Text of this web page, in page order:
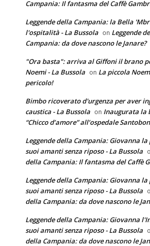
Campania: Il fantasma del Caffè
Leggende della Campania: la Bella
l'ospitalità - La Bussola on Leggende
Campania: da dove nascono le Janare?
"Ora basta": arriva al Giffoni il brano
Noemi - La Bussola on La piccola
pericolo!
Bimbo ricoverato d'urgenza per aver
caustica - La Bussola on Inaugurata la
“Chicco d’amore” all’ospedale
Leggende della Campania: Giovanna la
suoi amanti senza riposo - La Bussola
della Campania: Il fantasma del Caffè
Leggende della Campania: Giovanna la
suoi amanti senza riposo - La Bussola
della Campania: da dove nascono le
Leggende della Campania: Giovanna
suoi amanti senza riposo - La Bussola
della Campania: da dove nascono le